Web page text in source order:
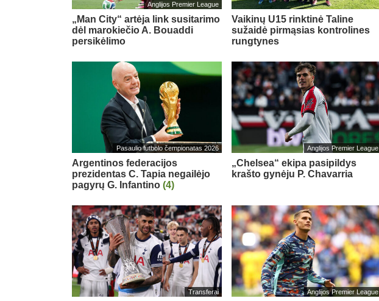
Anglijos Premier League
„Man City“ artėja link susitarimo
dėl marokiečio A. Bouaddi
persikėlimo
Vaikinų U15 rinktinė Taline
sužaidė pirmąsias kontrolines
rungtynes
Pasaulio futbolo čempionatas 2026
Argentinos federacijos
prezidentas C. Tapia negailėjo
pagyrų G. Infantino (4)
Anglijos Premier League
„Chelsea“ ekipa pasipildys
krašto gynėju P. Chavarria
Transferai Anglijos Premier League